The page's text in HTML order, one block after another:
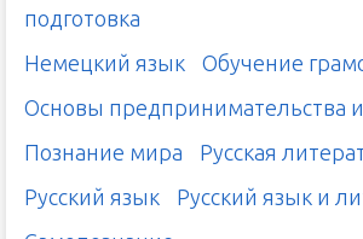
подготовка
Немецкий язык
Обучение
Основы предпринимательства и
Познание мира
Русская
Русский язык
Русский язык и